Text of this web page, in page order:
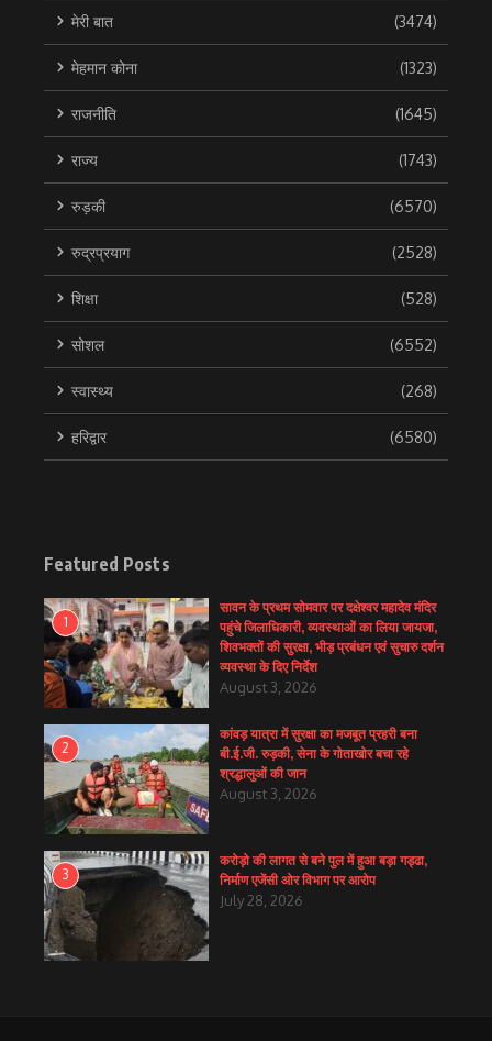
मेरी बात (3474)
मेहमान कोना (1323)
राजनीति (1645)
राज्य (1743)
रुड़की (6570)
रुद्रप्रयाग (2528)
शिक्षा (528)
सोशल (6552)
स्वास्थ्य (268)
हरिद्वार (6580)
Featured Posts
1
सावन के प्रथम सोमवार पर दक्षेश्वर महादेव मंदिर
पहुंचे जिलाधिकारी, व्यवस्थाओं का लिया जायजा,
शिवभक्तों की सुरक्षा, भीड़ प्रबंधन एवं सुचारु दर्शन
व्यवस्था के दिए निर्देश
August 3, 2026
2
कांवड़ यात्रा में सुरक्षा का मजबूत प्रहरी बना
बी.ई.जी. रुड़की, सेना के गोताखोर बचा रहे
श्रद्धालुओं की जान
August 3, 2026
3
करोड़ो की लागत से बने पुल में हुआ बड़ा गड्ढा,
निर्माण एजेंसी ओर विभाग पर आरोप
July 28, 2026